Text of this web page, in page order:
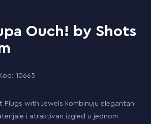
Ouch! by Shots
Kod: 10665
Plugs with Jewels kombinuju elegantan
i atraktivan izgled u jednom